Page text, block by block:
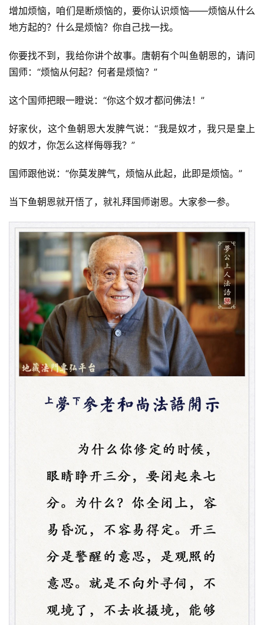
增加烦恼，咱们是断烦恼的，要你认识烦恼——烦恼从什么
地方起的？什么是烦恼？你自己找一找。
你要找不到，我给你讲个故事。唐朝有个叫鱼朝恩的，请问
国师：“烦恼从何起？何者是烦恼？”
这个国师把眼一瞪说：“你这个奴才都问佛法！”
好家伙，这个鱼朝恩大发脾气说：“我是奴才，我只是皇上
的奴才，你怎么这样侮辱我？”
国师跟他说：“你莫发脾气，烦恼从此起，此即是烦恼。”
当下鱼朝恩就开悟了，就礼拜国师谢恩。大家参一参。